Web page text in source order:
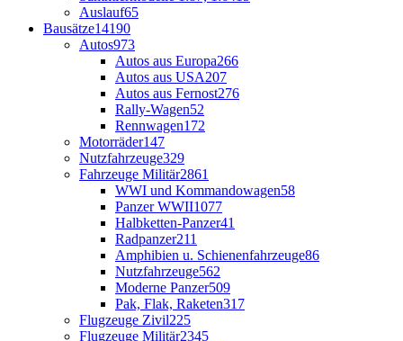
Auslauf65
Bausätze14190
Autos973
Autos aus Europa266
Autos aus USA207
Autos aus Fernost276
Rally-Wagen52
Rennwagen172
Motorräder147
Nutzfahrzeuge329
Fahrzeuge Militär2861
WWI und Kommandowagen58
Panzer WWII1077
Halbketten-Panzer41
Radpanzer211
Amphibien u. Schienenfahrzeuge86
Nutzfahrzeuge562
Moderne Panzer509
Pak, Flak, Raketen317
Flugzeuge Zivil225
Flugzeuge Militär2345